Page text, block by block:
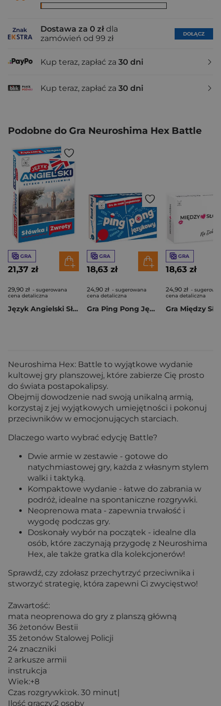
Dostawa za 0 zł dla
zamówień od 99 zł
DOŁĄCZ
Kup teraz, zapłać za 30 dni
Kup teraz, zapłać za 30 dni
Podobne do Gra Neuroshima Hex Battle
GRA
21,37 zł
29,90 zł - sugerowana
cena detaliczna
Język Angielski Słówka i Zwroty
GRA
18,63 zł
24,90 zł - sugerowana
cena detaliczna
Gra Ping Pong Językowy
GRA
18,63 zł
24,90 zł -
cena detaliczna
Neuroshima Hex: Battle to wyjątkowe wydanie
kultowej gry planszowej, które zabierze Cię prosto
do świata postapokalipsy.
Obejmij dowodzenie nad swoją unikalną armią,
korzystaj z jej wyjątkowych umiejętności i pokonuj
przeciwników w emocjonujących starciach.
Dlaczego warto wybrać edycję Battle?
Dwie armie w zestawie - gotowe do
natychmiastowej gry, każda z własnym stylem
walki i taktyką.
Kompaktowe wydanie - łatwe do zabrania w
podróż, idealne na spontaniczne rozgrywki.
Neoprenowa mata - zapewnia trwałość i
wygodę podczas gry.
Doskonały wybór na początek - idealne dla
osób, które zaczynają przygodę z Neuroshima
Hex, ale także gratka dla kolekcjonerów!
Sprawdź, czy zdołasz przechytrzyć przeciwnika i
stworzyć strategię, która zapewni Ci zwycięstwo!
Zawartość:
mata neoprenowa do gry z planszą główną
36 żetonów Bestii
35 żetonów Stalowej Policji
24 znaczniki
2 arkusze armii
instrukcja
Wiek:+8
Czas rozgrywki:ok. 30 minut|
Ilość graczy:2 osoby